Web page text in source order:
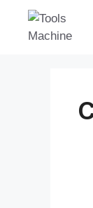
Saltar
contenido